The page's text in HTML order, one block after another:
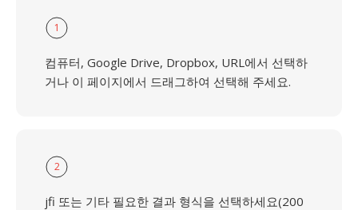
1
컴퓨터, Google Drive, Dropbox, URL에서 선택하
거나 이 페이지에서 드래그하여 선택해 주세요.
2
jfi 또는 기타 필요한 결과 형식을 선택하세요(200